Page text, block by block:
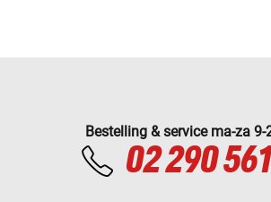
Bestelling & service ma-za 9-
02 290